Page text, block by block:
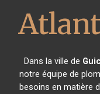
Dans la ville de
notre équipe de
besoins en matière